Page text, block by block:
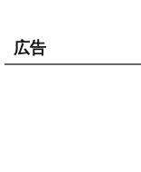
広告